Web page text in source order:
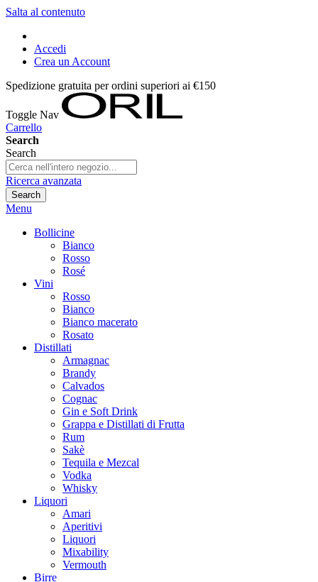
Salta al contenuto
Accedi
Crea un Account
Spedizione gratuita per ordini superiori ai €150
Toggle Nav
Carrello
Search
Search
Ricerca avanzata
Search
Menu
Bollicine
Bianco
Rosso
Rosé
Vini
Rosso
Bianco
Bianco macerato
Rosato
Distillati
Armagnac
Brandy
Calvados
Cognac
Gin e Soft Drink
Grappa e Distillati di Frutta
Rum
Sakè
Tequila e Mezcal
Vodka
Whisky
Liquori
Amari
Aperitivi
Liquori
Mixability
Vermouth
Birre